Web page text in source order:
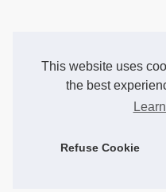
This website uses
the best
Refuse Cookie